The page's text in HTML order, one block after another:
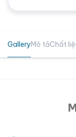
GalleryMô tảChất